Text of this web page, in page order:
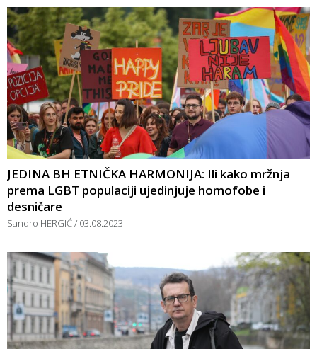
JEDINA BH ETNIČKA HARMONIJA: Ili kako mržnja
prema LGBT populaciji ujedinjuje homofobe i
desničare
Sandro HERGIĆ 03.08.2023